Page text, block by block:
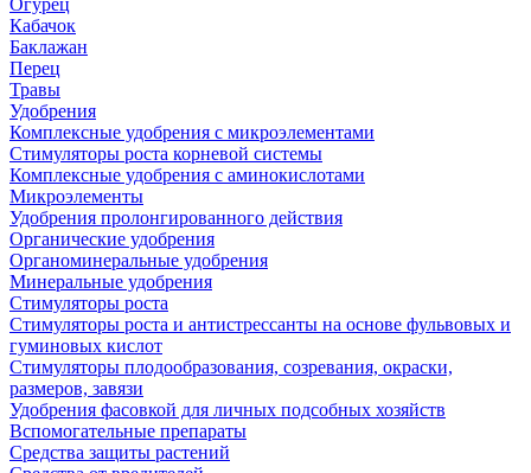
Огурец
Кабачок
Баклажан
Перец
Травы
Удобрения
Комплексные удобрения с микроэлементами
Стимуляторы роста корневой системы
Комплексные удобрения с аминокислотами
Микроэлементы
Удобрения пролонгированного действия
Органические удобрения
Органоминеральные удобрения
Минеральные удобрения
Стимуляторы роста
Стимуляторы роста и антистрессанты на основе фульвовых и
гуминовых кислот
Стимуляторы плодообразования, созревания, окраски,
размеров, завязи
Удобрения фасовкой для личных подсобных хозяйств
Вспомогательные препараты
Средства защиты растений